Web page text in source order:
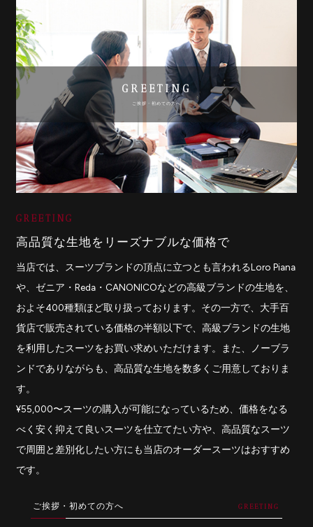
GREETING
ご挨拶・初めての方へ
高品質な生地をリーズナブルな価格で
当店では、スーツブランドの頂点に立つとも言われるLoro Piana
や、ゼニア・Reda・CANONICOなどの高級ブランドの生地を、
およそ400種類ほど取り扱っております。その一方で、大手百
貨店で販売されている価格の半額以下で、高級ブランドの生地
を利用したスーツをお買い求めいただけます。また、ノーブラ
ンドでありながらも、高品質な生地を数多くご用意しておりま
す。
¥55,000〜スーツの購入が可能になっているため、価格をなる
べく安く抑えて良いスーツを仕立てたい方や、高品質なスーツ
で周囲と差別化したい方にも当店のオーダースーツはおすすめ
です。
ご挨拶・初めての方へ